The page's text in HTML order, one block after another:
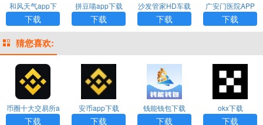
和风天气app下
载最新版
下载
拼豆喵app下载
最新版
下载
沙发管家HD车载
版
下载
广安门医院APP
官方版下载
下载
猜您喜欢:
币圈十大交易所a
pp下载
下载
安币app下载
下载
钱能钱包下载
下载
okx下载
下载